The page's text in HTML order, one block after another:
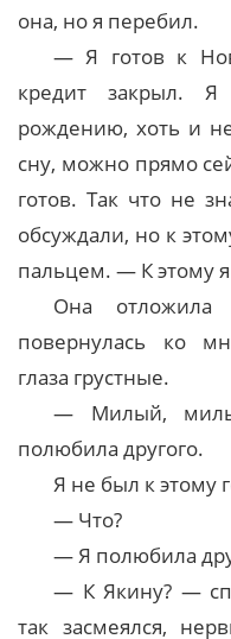
она, но я перебил.
— Я готов к
кредит закрыл.
рождению, хоть и
сну, можно прямо
готов. Так что не
обсуждали, но к
пальцем. — К этому я
Она отложила
повернулась ко
глаза грустные.
— Милый,
полюбила другого.
Я не был к этому
— Что?
— Я полюбила
— К Якину? —
так засмеялся,